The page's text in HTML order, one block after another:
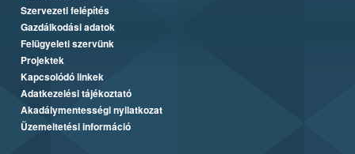
Szervezeti felépítés
Gazdálkodási adatok
Felügyeleti szervünk
Projektek
Kapcsolódó linkek
Adatkezelési tájékoztató
Akadálymentességi nyilatkozat
Üzemeltetési információ